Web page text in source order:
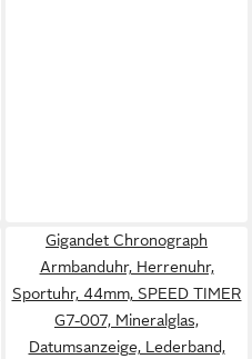
Gigandet Chronograph
Armbanduhr, Herrenuhr,
Sportuhr, 44mm, SPEED TIMER
G7-007, Mineralglas,
Datumsanzeige, Lederband,